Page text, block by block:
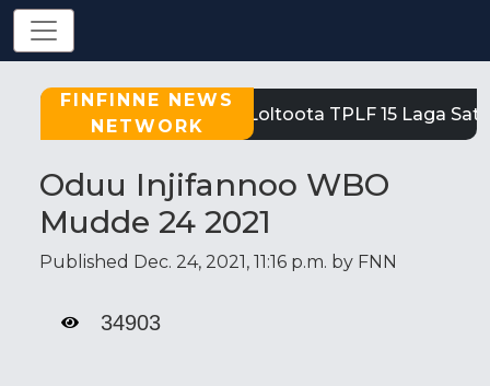
FINFINNE NEWS
NETWORK
Tigray: Reeffi Loltoota TPLF 15 Laga Satiit
Oduu Injifannoo WBO
Mudde 24 2021
Published Dec. 24, 2021, 11:16 p.m. by FNN
34903